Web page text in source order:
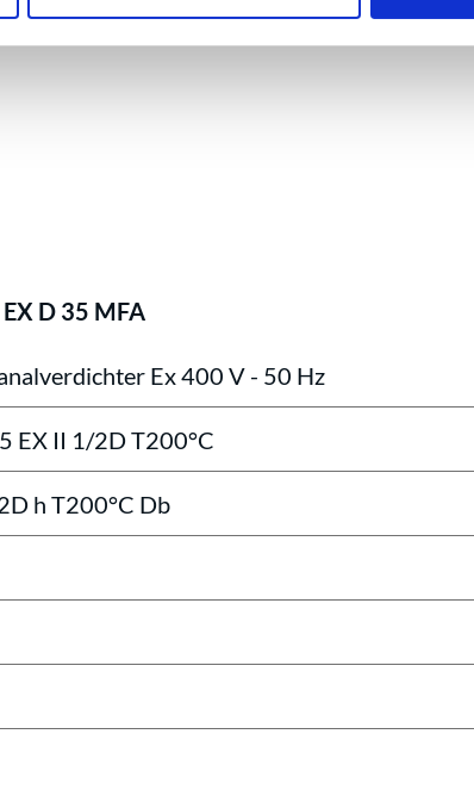
EX D 35 MFA
Ex 400 V - 50 Hz
EX II 1/2D T200°C
h T200°C Db